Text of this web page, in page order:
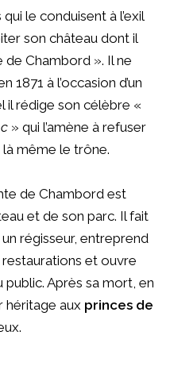
le conduisent à l’exil
son château dont il
Chambord ». Il ne
1871 à l’occasion d’un
il rédige son célèbre «
» qui l’amène à refuser
même le trône.
de Chambord est
et de son parc. Il fait
régisseur, entreprend
et ouvre
Après sa mort, en
héritage aux princes de